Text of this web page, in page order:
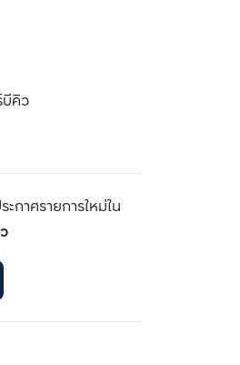
คิว
กาศรายการใหม่ใน